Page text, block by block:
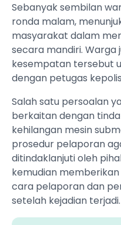
Sebanyak sembilan
ronda malam,
masyarakat dalam
secara mandiri.
kesempatan tersebut
dengan petugas
Salah satu persoalan
berkaitan dengan
kehilangan mesin
prosedur pelaporan
ditindaklanjuti oleh
kemudian
cara pelaporan dan
setelah kejadian terjadi.